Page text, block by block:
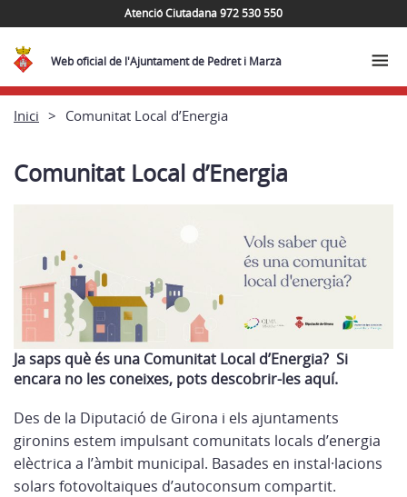
Atenció Ciutadana 972 530 550
Web oficial de l'Ajuntament de Pedret i Marzà
Inici Comunitat Local d’Energia
Comunitat Local d’Energia
Ja saps què és una Comunitat Local d’Energia? Si
encara no les coneixes, pots descobrir-les aquí.
Des de la Diputació de Girona i els ajuntaments
gironins estem impulsant comunitats locals d’energia
elèctrica a l’àmbit municipal. Basades en instal·lacions
solars fotovoltaiques d’autoconsum compartit.